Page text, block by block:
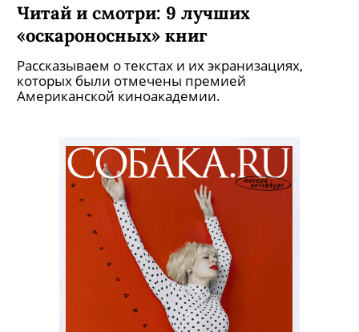
Читай и смотри: 9 лучших
«оскароносных» книг
Рассказываем о текстах и их экранизациях,
которых были отмечены премией
Американской киноакадемии.